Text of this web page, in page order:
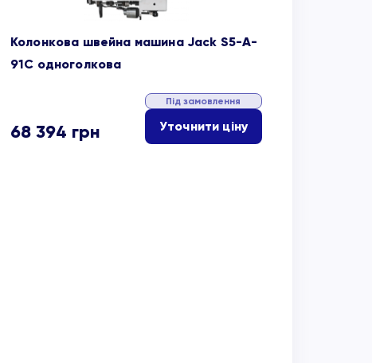
Колонкова швейна машина Jack S5-A-
91C одноголкова
68 394 грн
Під замовлення
Уточнити ціну